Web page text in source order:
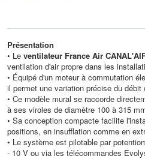
Présentation
• Le ventilateur France Air
ventilation d'air propre dans les
• Équipé d'un moteur à commutation
il permet une variation précise du débit
• Ce modèle mural se raccorde
à ses viroles de diamètre 100 à 315
• Sa conception compacte facilite
positions, en insufflation comme en
• Le système est pilotable par
- 10 V ou via les télécommandes